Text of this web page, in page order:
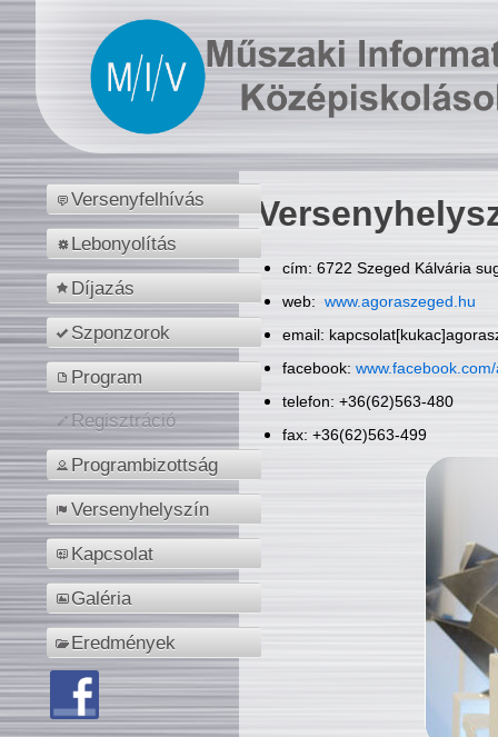
Versenyfelhívás
Lebonyolítás
Díjazás
Szponzorok
Program
Regisztráció
Programbizottság
Versenyhelyszín
Kapcsolat
Galéria
Eredmények
cím: 6722 Szeged Kálvária
web: www.agoraszeged.hu
email:
facebook:
telefon: +36(62)563-480
fax: +36(62)563-499